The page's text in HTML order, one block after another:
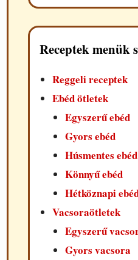
Receptek menük
Reggeli receptek
Ebéd ötletek
Egyszerű ebéd
Gyors ebéd
Húsmentes ebéd
Könnyű ebéd
Hétköznapi
Vacsoraötletek
Egyszerű
Gyors vacsora